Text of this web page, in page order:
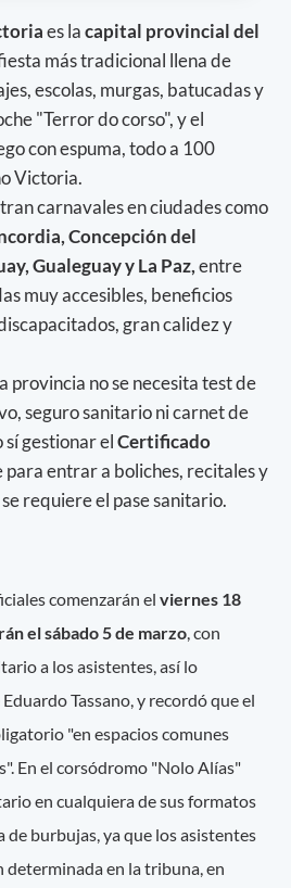
es lacapital provincial del
más tradicional llena de
escolas, murgas, batucadas y
"Terror do corso", y el
con espuma, todo a 100
Victoria.
carnavales en ciudades como
Concepción del
Gualeguay y La Paz,entre
muy accesibles, beneficios
gran calidez y
provincia no se necesita test de
seguro sanitario ni carnet de
gestionar elCertificado
para entrar a boliches, recitales y
requiere el pase sanitario.
comenzarán elviernes 18
el sábado 5 de marzo, con
a los asistentes, así lo
Tassano, y recordó que el
"en espacios comunes
En el corsódromo "Nolo Alías"
en cualquiera de sus formatos
de burbujas, ya que los asistentes
en la tribuna, en